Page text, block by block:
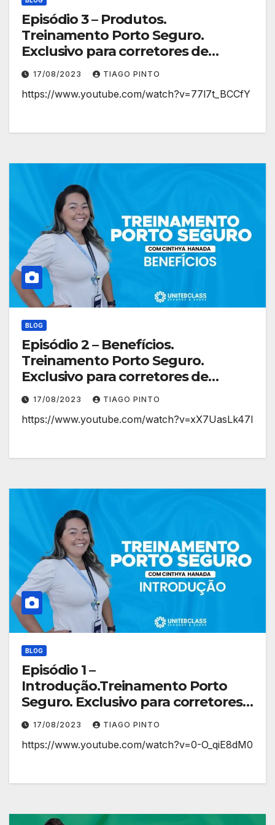
Episódio 3 – Produtos.
Treinamento Porto Seguro.
Exclusivo para corretores de
planos de saúde.
17/08/2023 TIAGO PINTO
https://www.youtube.com/watch?v=77l7t_BCCfY
BLOG
Episódio 2 – Benefícios.
Treinamento Porto Seguro.
Exclusivo para corretores de
planos de saúde.
17/08/2023 TIAGO PINTO
https://www.youtube.com/watch?v=xX7UasLk47I
BLOG
Episódio 1 –
Introdução.Treinamento Porto
Seguro. Exclusivo para corretores
de planos de saúde.
17/08/2023 TIAGO PINTO
https://www.youtube.com/watch?v=0-O_qiE8dM0